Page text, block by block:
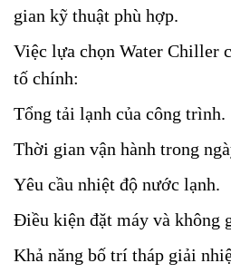
gian kỹ thuật phù hợp.
Việc lựa chọn Water Chiller
tố chính:
Tổng tải lạnh của công trình.
Thời gian vận hành trong
Yêu cầu nhiệt độ nước lạnh.
Điều kiện đặt máy và không
Khả năng bố trí tháp giải